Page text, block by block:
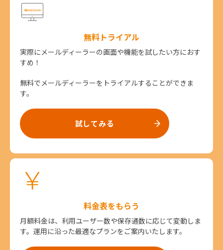
無料トライアル
実際にメールディーラーの画面や機能を試したい方におす
すめ！
無料でメールディーラーをトライアルすることができま
す。
試してみる
料金表をもらう
月額料金は、利用ユーザー数や保存通数に応じて変動しま
す。運用に沿った最適なプランをご案内いたします。